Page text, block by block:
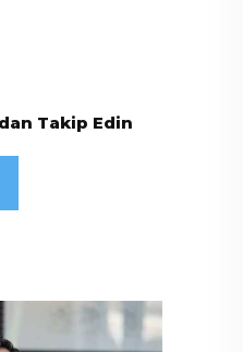
Takip Edin